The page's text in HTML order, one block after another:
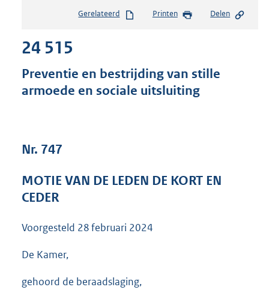
s
s
g
:
Gerelateerd Printen Delen
24 515
Preventie en bestrijding van stille
armoede en sociale uitsluiting
Nr. 747
MOTIE VAN DE LEDEN DE KORT EN
CEDER
Voorgesteld 28 februari 2024
De Kamer,
gehoord de beraadslaging,